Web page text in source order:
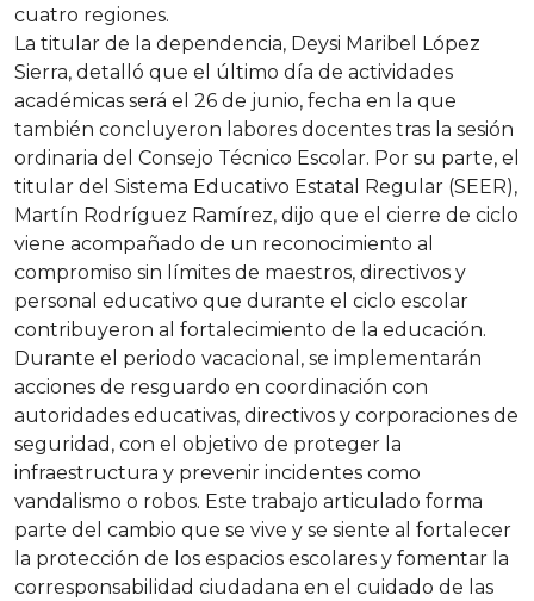
cuatro regiones.
La titular de la dependencia, Deysi Maribel López
Sierra, detalló que el último día de actividades
académicas será el 26 de junio, fecha en la que
también concluyeron labores docentes tras la sesión
ordinaria del Consejo Técnico Escolar. Por su parte, el
titular del Sistema Educativo Estatal Regular (SEER),
Martín Rodríguez Ramírez, dijo que el cierre de ciclo
viene acompañado de un reconocimiento al
compromiso sin límites de maestros, directivos y
personal educativo que durante el ciclo escolar
contribuyeron al fortalecimiento de la educación.
Durante el periodo vacacional, se implementarán
acciones de resguardo en coordinación con
autoridades educativas, directivos y corporaciones de
seguridad, con el objetivo de proteger la
infraestructura y prevenir incidentes como
vandalismo o robos. Este trabajo articulado forma
parte del cambio que se vive y se siente al fortalecer
la protección de los espacios escolares y fomentar la
corresponsabilidad ciudadana en el cuidado de las